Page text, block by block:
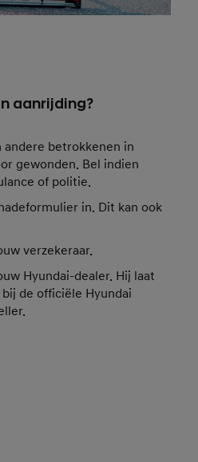
aanrijding?
andere betrokkenen in
gewonden. Bel indien
of politie.
in. Dit kan ook
verzekeraar.
Hyundai-dealer. Hij laat
de officiële Hyundai